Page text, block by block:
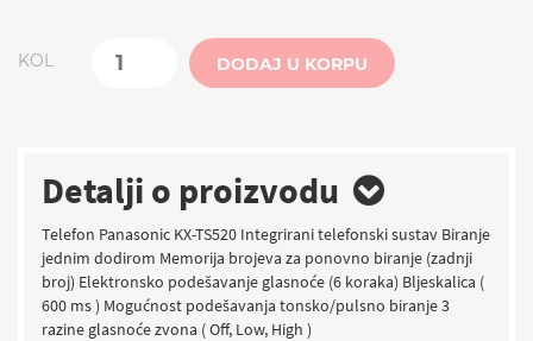
KOL DODAJ U KORPU
Detalji o proizvodu
Telefon Panasonic KX-TS520 Integrirani telefonski sustav Biranje
jednim dodirom Memorija brojeva za ponovno biranje (zadnji
broj) Elektronsko podešavanje glasnoće (6 koraka) Bljeskalica (
600 ms ) Mogućnost podešavanja tonsko/pulsno biranje 3
razine glasnoće zvona ( Off, Low, High )